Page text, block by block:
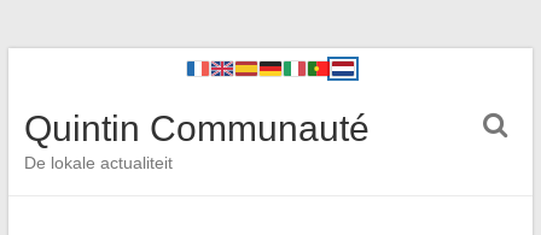
Quintin Communauté
De lokale actualiteit